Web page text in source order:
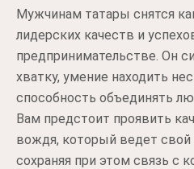
Мужчинам татары снятся
лидерских качеств и
предпринимательстве. Он
хватку, умение находить
способность объединять
Вам предстоит проявить
вождя, который ведет
сохраняя при этом связь с